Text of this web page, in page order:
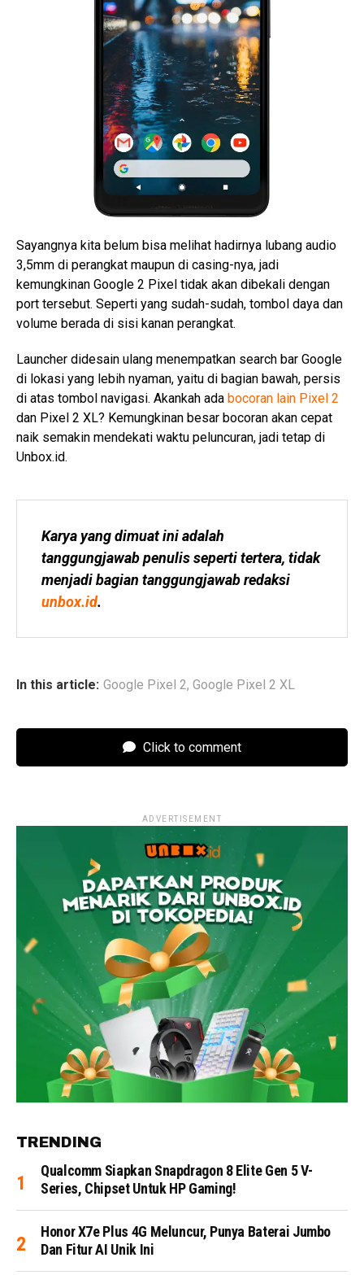
Sayangnya kita belum bisa melihat hadirnya lubang audio
3,5mm di perangkat maupun di casing-nya, jadi
kemungkinan Google 2 Pixel tidak akan dibekali dengan
port tersebut. Seperti yang sudah-sudah, tombol daya dan
volume berada di sisi kanan perangkat.
Launcher didesain ulang menempatkan search bar Google
di lokasi yang lebih nyaman, yaitu di bagian bawah, persis
di atas tombol navigasi. Akankah ada bocoran lain Pixel 2
dan Pixel 2 XL? Kemungkinan besar bocoran akan cepat
naik semakin mendekati waktu peluncuran, jadi tetap di
Unbox.id.
Karya yang dimuat ini adalah
tanggungjawab penulis seperti tertera, tidak
unbox.id.
In this article: Google Pixel 2, Google Pixel 2 XL
Click to comment
ADVERTISEMENT
TRENDING
Qualcomm Siapkan Snapdragon 8 Elite Gen 5 V-
Series, Chipset Untuk HP Gaming!
Honor X7e Plus 4G Meluncur, Punya Baterai Jumbo
Dan Fitur AI Unik Ini